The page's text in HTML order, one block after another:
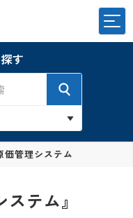
す
管理システム
テム』